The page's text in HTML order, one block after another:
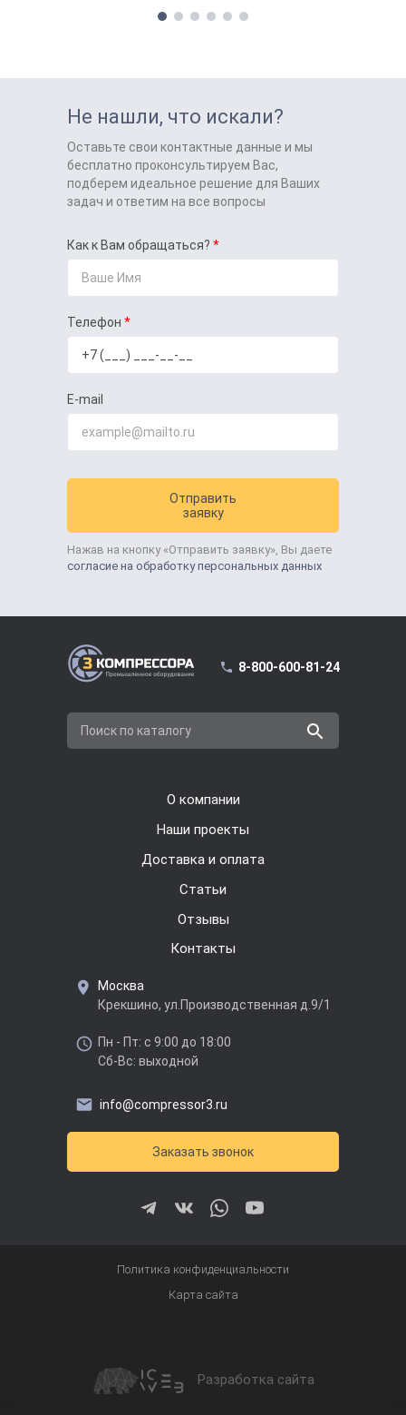
Не нашли, что искали?
Оставьте свои контактные данные и мы
бесплатно проконсультируем Вас,
подберем идеальное решение для Ваших
задач и ответим на все вопросы
Как к Вам обращаться?
Телефон
E-mail
Отправить
заявку
Нажав на кнопку «Отправить заявку», Вы даете
согласие на обработку персональных данных
8-800-600-81-24
Поиск по каталогу
О компании
Наши проекты
Доставка и оплата
Cтатьи
Отзывы
Контакты
Москва
Крекшино, ул.Производственная д.9/1
Пн - Пт: с 9:00 до 18:00
Сб-Вс: выходной
info@compressor3.ru
Заказать звонок
Политика конфиденциальности
Карта сайта
Разработка сайта